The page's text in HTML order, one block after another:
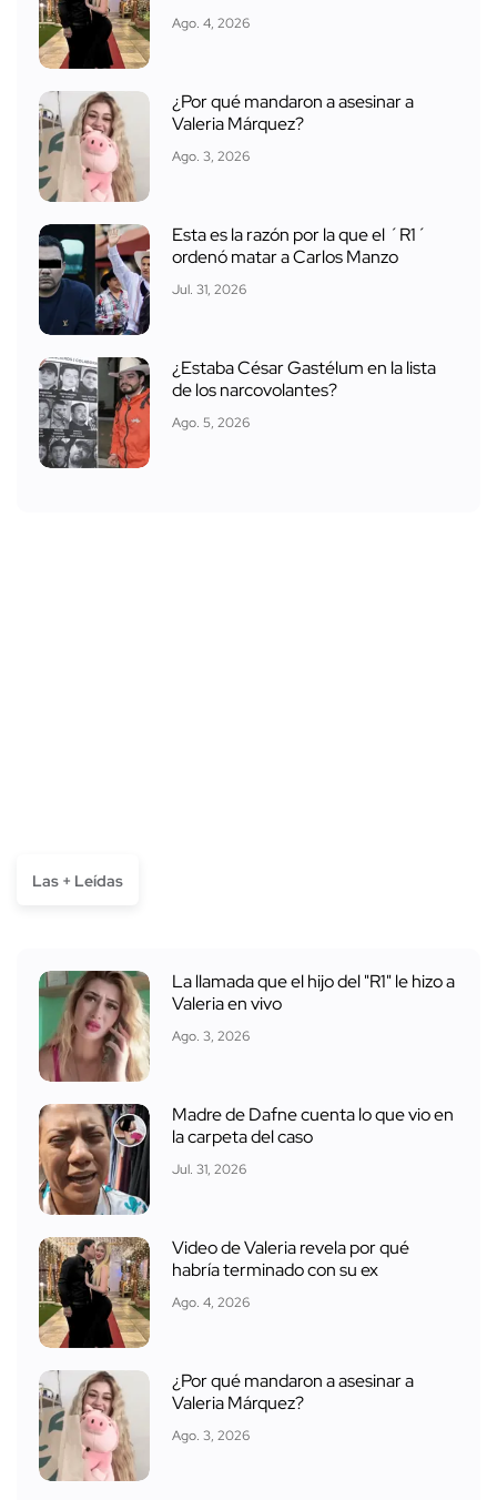
Ago. 4, 2026
¿Por qué mandaron a asesinar a
Valeria Márquez?
Ago. 3, 2026
Esta es la razón por la que el ´R1´
ordenó matar a Carlos Manzo
Jul. 31, 2026
¿Estaba César Gastélum en la lista
de los narcovolantes?
Ago. 5, 2026
Las + Leídas
La llamada que el hijo del "R1" le hizo a
Valeria en vivo
Ago. 3, 2026
Madre de Dafne cuenta lo que vio en
la carpeta del caso
Jul. 31, 2026
Video de Valeria revela por qué
habría terminado con su ex
Ago. 4, 2026
¿Por qué mandaron a asesinar a
Valeria Márquez?
Ago. 3, 2026